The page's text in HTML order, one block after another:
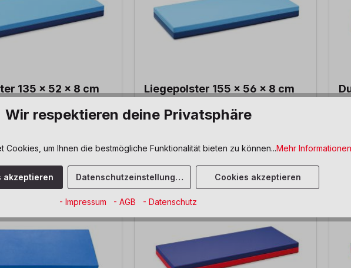
135 x 52 x 8 cm Liegepolster 155 x 56 x 8 cm
66,40 €*
Wir respektieren deine Privatsphäre
Cookies, um Ihnen die bestmögliche Funktionalität bieten zu können...Mehr Informationen
akzeptieren Datenschutzeinstellungen Cookies akzeptieren
- Impressum - AGB - Datenschutz